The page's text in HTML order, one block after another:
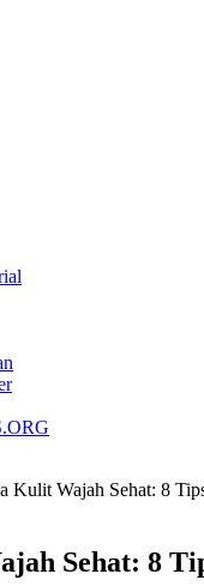
Kulit Wajah Sehat: 8
Sehat: 8